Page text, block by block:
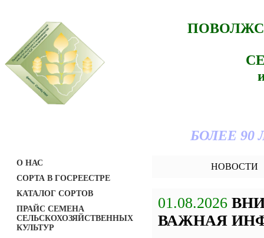
БОЛЕЕ
О НАС
СОРТА В ГОСРЕЕСТРЕ
КАТАЛОГ СОРТОВ
ПРАЙС СЕМЕНА
СЕЛЬСКОХОЗЯЙСТВЕННЫХ
КУЛЬТУР
НОВОСТИ
01.08.2026
ВАЖНАЯ